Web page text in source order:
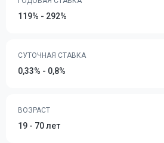
119% - 292%
СУТОЧНАЯ СТАВКА
0,33% - 0,8%
ВОЗРАСТ
19 - 70 лет